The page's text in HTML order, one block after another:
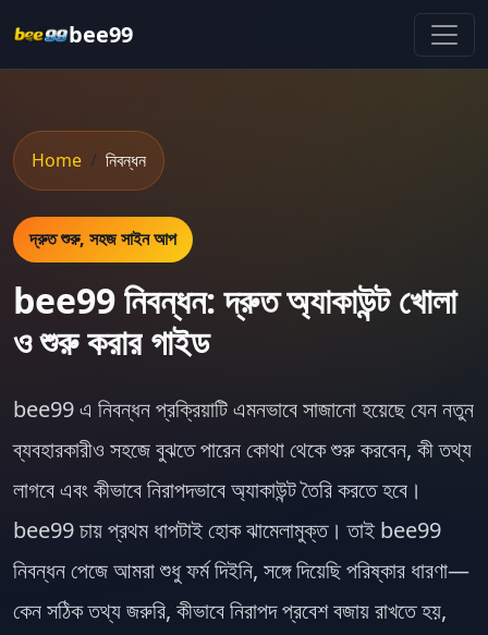
bee99
Home নিবন্ধন
দ্রুত শুরু, সহজ সাইন আপ
bee99 নিবন্ধন: দ্রুত অ্যাকাউন্ট খোলা
ও শুরু করার গাইড
bee99এ নিবন্ধন প্রক্রিয়াটি এমনভাবে সাজানো হয়েছে যেন নতুন
ব্যবহারকারীও সহজে বুঝতে পারেন কোথা থেকে শুরু করবেন, কী তথ্য
লাগবে এবং কীভাবে নিরাপদভাবে অ্যাকাউন্ট তৈরি করতে হবে।
bee99চায় প্রথম ধাপটাই হোক ঝামেলামুক্ত। তাই bee99
নিবন্ধন পেজে আমরা শুধু ফর্ম দিইনি, সঙ্গে দিয়েছি পরিষ্কার ধারণা—
কেন সঠিক তথ্য জরুরি, কীভাবে নিরাপদ প্রবেশ বজায় রাখতে হয়,